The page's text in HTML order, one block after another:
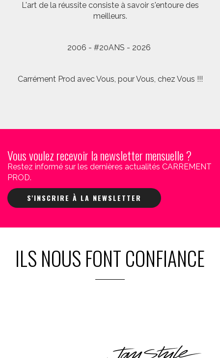
L'art de la réussite consiste à savoir s'entoure des
meilleurs.
2006 - #20ANS - 2026
Carrément Prod avec Vous, pour Vous, chez Vous !!!
Vous voulez recevoir la newsletter mensuelle ?
Restez informé sur les dernières actualités CARREMENT
PROD.
S'INSCRIRE À LA NEWSLETTER
ILS NOUS FONT CONFIANCE